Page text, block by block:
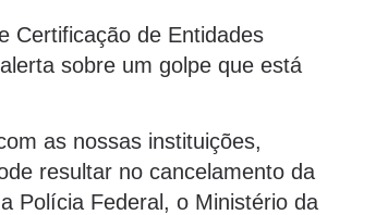
Certificação de Entidades
sobre um golpe que está
as nossas instituições,
resultar no cancelamento da
Polícia Federal, o Ministério da